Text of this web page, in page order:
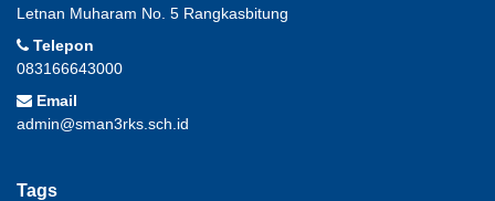
Letnan Muharam No. 5 Rangkasbitung
Telepon
083166643000
Email
admin@sman3rks.sch.id
Tags